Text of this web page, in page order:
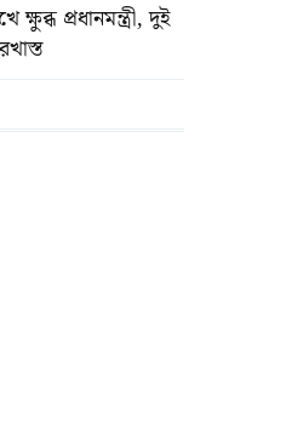
প্রধানমন্ত্রী, দুই